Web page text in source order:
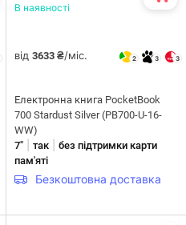
В наявності
від 3633 ₴/міс. 2 3 3
Електронна книга PocketBook
700 Stardust Silver (PB700-U-16-
WW)
7"
так
без підтримки карти
пам'яті
Безкоштовна доставка